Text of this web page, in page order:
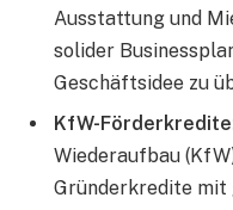
Ausstattung und
solider
Geschäftsidee zu
KfW-
Wiederaufbau
Gründerkredite mit